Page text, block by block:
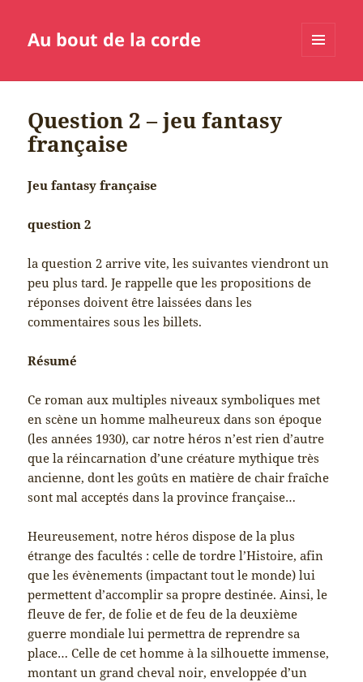
Au bout de la corde
Question 2 – jeu fantasy
française
Jeu fantasy française
question 2
la question 2 arrive vite, les suivantes viendront un
peu plus tard. Je rappelle que les propositions de
réponses doivent être laissées dans les
commentaires sous les billets.
Résumé
Ce roman aux multiples niveaux symboliques met
en scène un homme malheureux dans son époque
(les années 1930), car notre héros n’est rien d’autre
que la réincarnation d’une créature mythique très
ancienne, dont les goûts en matière de chair fraîche
sont mal acceptés dans la province française…
Heureusement, notre héros dispose de la plus
étrange des facultés : celle de tordre l’Histoire, afin
que les évènements (impactant tout le monde) lui
permettent d’accomplir sa propre destinée. Ainsi, le
fleuve de fer, de folie et de feu de la deuxième
guerre mondiale lui permettra de reprendre sa
place… Celle de cet homme à la silhouette immense,
montant un grand cheval noir, enveloppée d’un